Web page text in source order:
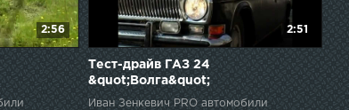
2:56 2:51
Тест-драйв ГАЗ 24
&quot;Волга&quot;
Иван Зенкевич PRO автомобили